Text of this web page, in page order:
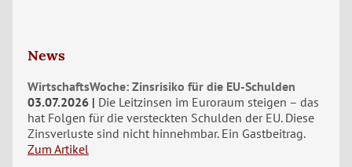
News
WirtschaftsWoche: Zinsrisiko für die EU-Schulden
03.07.2026
Die Leitzinsen im Euroraum steigen – das
hat Folgen für die versteckten Schulden der EU. Diese
Zinsverluste sind nicht hinnehmbar. Ein Gastbeitrag.
Zum Artikel